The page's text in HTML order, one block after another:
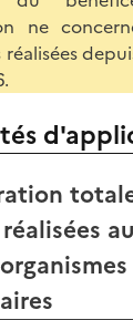
ne
réalisées